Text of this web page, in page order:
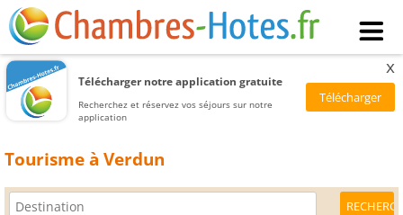
Télécharger notre application gratuite
Recherchez et réservez vos séjours sur notre
application
x
Tourisme à Verdun